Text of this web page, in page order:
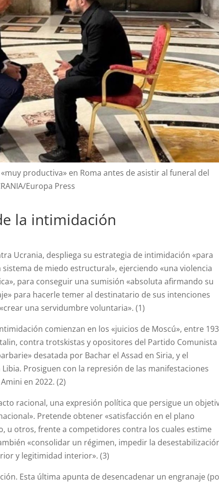
productiva» en Roma antes de asistir al funeral del
Europa Press
la intimidación
Ucrania, despliega su estrategia de intimidación «para
de miedo estructural», ejerciendo «una violencia
para conseguir una sumisión «absoluta afirmando su
para hacerle temer al destinatario de sus intenciones
una servidumbre voluntaria». (1)
comienzan en los «juicios de Moscú», entre
contra trotskistas y opositores del Partido Comunista
desatada por Bachar el Assad en Siria, y el
Prosiguen con la represión de las manifestaciones
en 2022. (2)
racional, una expresión política que persigue un
Pretende obtener «satisfacción en el plano
u otros, frente a competidores contra los cuales estime
«consolidar un régimen, impedir la
y legitimidad interior». (3)
Esta última apunta de desencadenar un engranaje